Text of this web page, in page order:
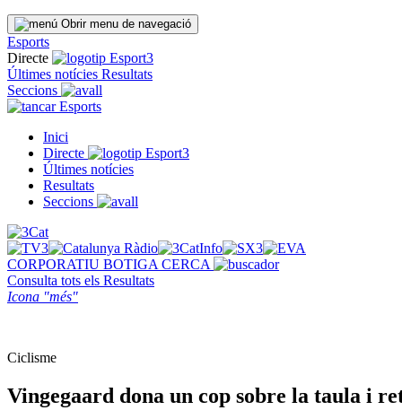
Obrir menu de navegació
Esports
Directe
Últimes notícies Resultats
Seccions
Esports
Inici
Directe
Últimes notícies
Resultats
Seccions
CORPORATIU BOTIGA CERCA
Consulta tots els Resultats
Icona "més"
Ciclisme
Vingegaard dona un cop sobre la taula i